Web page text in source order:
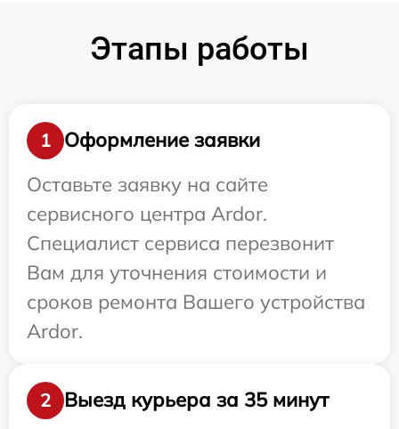
Этапы работы
1
Оформление заявки
Оставьте заявку на сайте
сервисного центра Ardor.
Специалист сервиса перезвонит
Вам для уточнения стоимости и
сроков ремонта Вашего устройства
Ardor.
2
Выезд курьера за 35 минут